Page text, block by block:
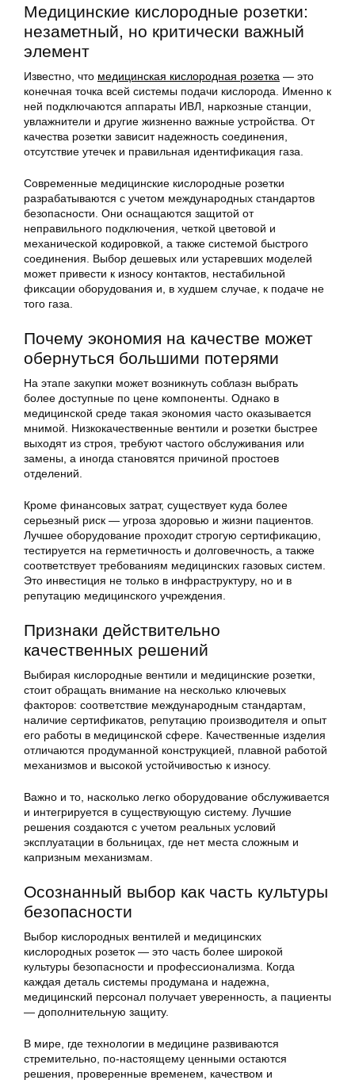
Медицинские кислородные розетки:
незаметный, но критически важный
элемент
Известно, что медицинская кислородная розетка — это
конечная точка всей системы подачи кислорода. Именно к
ней подключаются аппараты ИВЛ, наркозные станции,
увлажнители и другие жизненно важные устройства. От
качества розетки зависит надежность соединения,
отсутствие утечек и правильная идентификация газа.
Современные медицинские кислородные розетки
разрабатываются с учетом международных стандартов
безопасности. Они оснащаются защитой от
неправильного подключения, четкой цветовой и
механической кодировкой, а также системой быстрого
соединения. Выбор дешевых или устаревших моделей
может привести к износу контактов, нестабильной
фиксации оборудования и, в худшем случае, к подаче не
того газа.
Почему экономия на качестве может
обернуться большими потерями
На этапе закупки может возникнуть соблазн выбрать
более доступные по цене компоненты. Однако в
медицинской среде такая экономия часто оказывается
мнимой. Низкокачественные вентили и розетки быстрее
выходят из строя, требуют частого обслуживания или
замены, а иногда становятся причиной простоев
отделений.
Кроме финансовых затрат, существует куда более
серьезный риск — угроза здоровью и жизни пациентов.
Лучшее оборудование проходит строгую сертификацию,
тестируется на герметичность и долговечность, а также
соответствует требованиям медицинских газовых систем.
Это инвестиция не только в инфраструктуру, но и в
репутацию медицинского учреждения.
Признаки действительно
качественных решений
Выбирая кислородные вентили и медицинские розетки,
стоит обращать внимание на несколько ключевых
факторов: соответствие международным стандартам,
наличие сертификатов, репутацию производителя и опыт
его работы в медицинской сфере. Качественные изделия
отличаются продуманной конструкцией, плавной работой
механизмов и высокой устойчивостью к износу.
Важно и то, насколько легко оборудование обслуживается
и интегрируется в существующую систему. Лучшие
решения создаются с учетом реальных условий
эксплуатации в больницах, где нет места сложным и
капризным механизмам.
Осознанный выбор как часть культуры
безопасности
Выбор кислородных вентилей и медицинских
кислородных розеток — это часть более широкой
культуры безопасности и профессионализма. Когда
каждая деталь системы продумана и надежна,
медицинский персонал получает уверенность, а пациенты
— дополнительную защиту.
В мире, где технологии в медицине развиваются
стремительно, по-настоящему ценными остаются
решения, проверенные временем, качеством и